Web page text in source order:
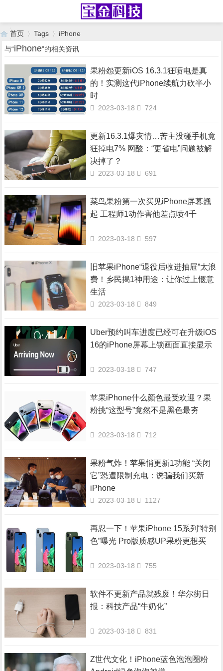
首页
›
Tags
›
iPhone
与“iPhone”的相关资讯
果粉怨更新iOS 16.3.1狂喷电是真
的！实测这代iPhone续航力砍半小
时
2023-03-18 724
更新16.3.1爆灾情…苦主没碰手机竟
狂掉电7% 网酸：“更省电”问题被解
决掉了？
2023-03-18 691
菜鸟果粉第一次买见iPhone屏幕翘
起 工程师1动作害他差点喷4千
2023-03-18 597
旧苹果iPhone“退役后收进抽屉”太浪
费！乡民揭1神用途：让你过上惬意
生活
2023-03-18 849
Uber预约叫车进度已经可在升级iOS
16的iPhone屏幕上锁画面直接显示
2023-03-18 747
苹果iPhone什么颜色最受欢迎？果
粉挑“这型号”竟然不是黑色最夯
2023-03-18 712
果粉气炸！苹果悄更新1功能 “关闭
它”恐遭限制充电：诱骗我们买新
iPhone
2023-03-18 1127
再忍一下！苹果iPhone 15系列“特别
色”曝光 Pro版质感UP果粉更想买
2023-03-18 755
软件不更新产品就残废！华尔街日
报：科技产品“牛奶化”
2023-03-18 831
Z世代文化！iPhone蓝色泡泡圈粉